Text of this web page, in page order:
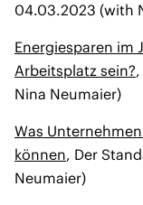
04.03.2023 (with
Energiesparen im
Arbeitsplatz sein?
Nina Neumaier)
Was
können, Der
Neumaier)